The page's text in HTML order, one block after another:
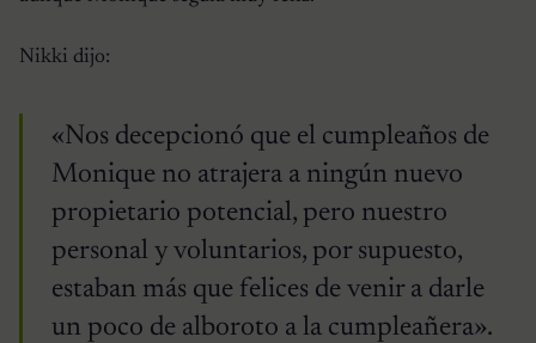
Nikki dijo:
«Nos decepcionó que el cumpleaños de
Monique no atrajera a ningún nuevo
propietario potencial, pero nuestro
personal y voluntarios, por supuesto,
estaban más que felices de venir a darle
un poco de alboroto a la cumpleañera».